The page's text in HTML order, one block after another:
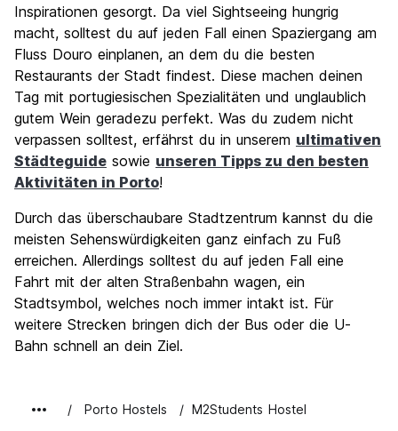
Inspirationen gesorgt. Da viel Sightseeing hungrig
macht, solltest du auf jeden Fall einen Spaziergang am
Fluss Douro einplanen, an dem du die besten
Restaurants der Stadt findest. Diese machen deinen
Tag mit portugiesischen Spezialitäten und unglaublich
gutem Wein geradezu perfekt. Was du zudem nicht
verpassen solltest, erfährst du in unserem ultimativen
Städteguide sowie unseren Tipps zu den besten
Aktivitäten in Porto!
Durch das überschaubare Stadtzentrum kannst du die
meisten Sehenswürdigkeiten ganz einfach zu Fuß
erreichen. Allerdings solltest du auf jeden Fall eine
Fahrt mit der alten Straßenbahn wagen, ein
Stadtsymbol, welches noch immer intakt ist. Für
weitere Strecken bringen dich der Bus oder die U-
Bahn schnell an dein Ziel.
Porto Hostels M2Students Hostel